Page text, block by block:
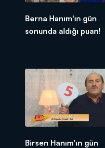
Berna Hanım'ın gün
sonunda aldığı puan!
Birsen Hanım'ın gün